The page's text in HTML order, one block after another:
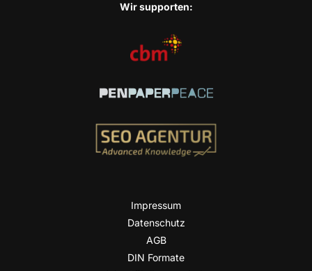
Wir sup­port­en:
Impres­sum
Daten­schutz
AGB
DIN For­ma­te